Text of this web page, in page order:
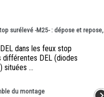
surélevé -M25- : dépose et repose,
dans les feux stop
différentes DEL (diodes
situées ...
du montage